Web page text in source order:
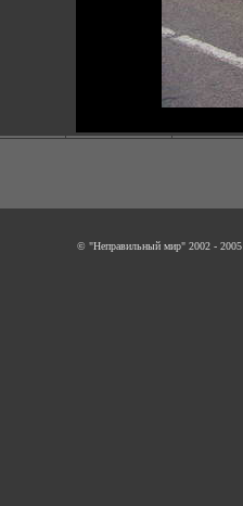
© "Неправильный мир" 2002 - 2005